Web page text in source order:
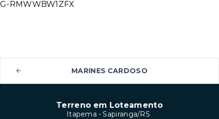
G-RMWWBW1ZFX
MARINES CARDOSO
Terreno em Loteamento
Itapema - Sapiranga/RS